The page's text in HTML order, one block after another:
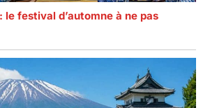
le festival d’automne à ne pas